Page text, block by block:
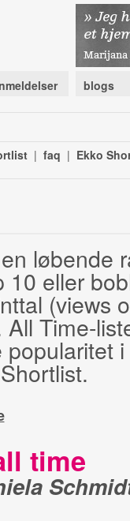
blogs
| faq | Ekko
løbende
eller
(views
Time-
time